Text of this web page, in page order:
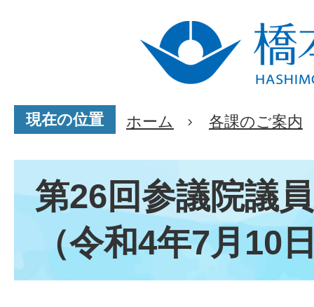
現在の位置 ホーム 各課のご案内
第26回参議院議
（令和4年7月10